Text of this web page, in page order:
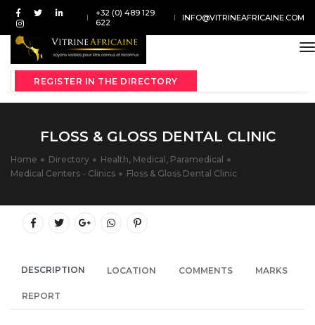
+32 (0) 489 129
622
INFO@VITRINEAFRICAINE.COM
REGISTER IN THE DIRECTORY
FLOSS & GLOSS DENTAL CLINIC
Home Directory
Health, Medical, Paramedical
Medical Centers - Clinics
Floss & Gloss Dental Clinic
DESCRIPTION LOCATION COMMENTS MARKS
REPORT